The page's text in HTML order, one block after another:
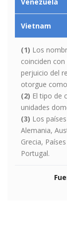
Vietnam
(1) Los
coinciden
perjuicio del
otorgue
(2) El tipo de
unidades
(3) Los
Alemania,
Grecia,
Portugal.